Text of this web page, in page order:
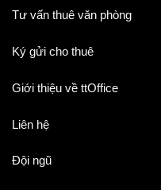
Tư vấn thuê văn phòng
Ký gửi cho thuê
Giới thiệu về ttOffice
Liên hệ
Đội ngũ